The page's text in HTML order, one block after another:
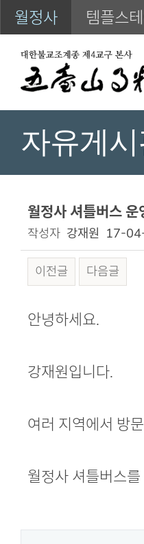
월정사 템플스
자유게
월정사 셔틀버스
작성자 강재원 17-
이전글 다음글
본문
안녕하세요.
강재원입니다.
여러 지역에서 방
월정사 셔틀버스